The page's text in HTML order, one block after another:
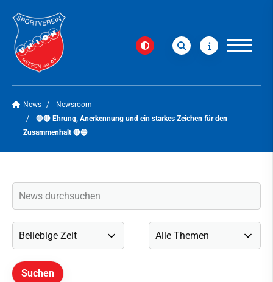
News
Newsroom
🔵🔴 Ehrung, Anerkennung und ein starkes Zeichen für den
Zusammenhalt 🔴🔵
Verein
Newsroom
Social-Media-News
Newsletter